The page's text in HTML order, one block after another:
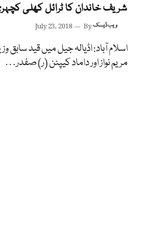
شریف خاندان کا ٹرائل کھلی
July 23, 2018 Byویب ڈیسک
اسلام آباد: اڈیالہ جیل میں قید
مریم نواز اور داماد کیپٹن (ر) صفدر…